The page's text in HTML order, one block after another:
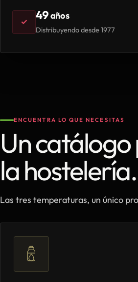
✓ 49años
Distribuyendo desde 1977
ENCUENTRA LO QUE NECESITAS
Un
la hostelería.
Las tres temperaturas, un único